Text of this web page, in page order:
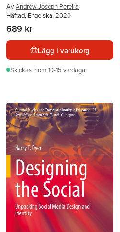
Av Andrew Joseph Pereira
Häftad, Engelska, 2020
689 kr
Lägg i varukorg
Skickas inom 10-15 vardagar